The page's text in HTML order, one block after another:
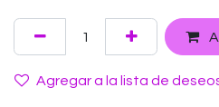
Agregar a la lista de